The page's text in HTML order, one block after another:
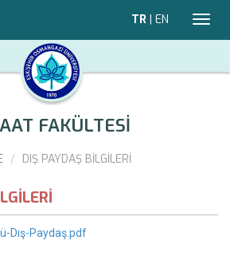
TR | EN
FAKÜLTESİ
DIŞ PAYDAŞ BİLGİLERİ
Dış-Paydaş.pdf